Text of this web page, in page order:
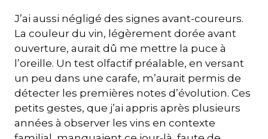
J’ai aussi négligé des signes avant-coureurs.
La couleur du vin, légèrement dorée avant
ouverture, aurait dû me mettre la puce à
l’oreille. Un test olfactif préalable, en versant
un peu dans une carafe, m’aurait permis de
détecter les premières notes d’évolution. Ces
petits gestes, que j’ai appris après plusieurs
années à observer les vins en contexte